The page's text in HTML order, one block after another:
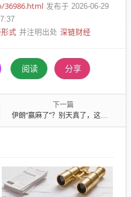
36986.html 发布于 2026-06-29
式 并注明出处 深链财经
阅读 分享
下一篇
伊朗“赢麻了”？别天真了，这场战争根本没有赢家